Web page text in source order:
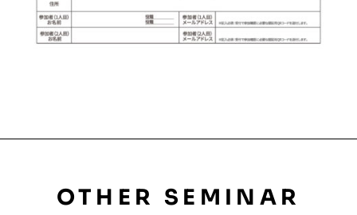
OTHER SEMINAR